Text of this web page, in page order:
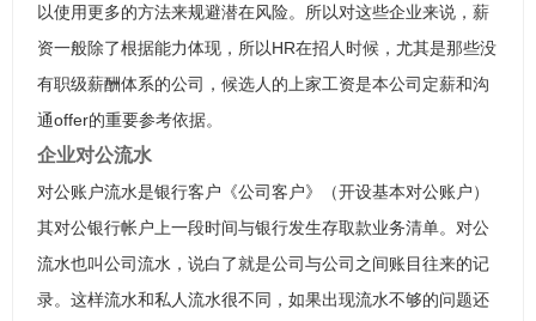
以使用更多的方法来规避潜在风险。所以对这些企业来说，薪
资一般除了根据能力体现，所以HR在招人时候，尤其是那些没
有职级薪酬体系的公司，候选人的上家工资是本公司定薪和沟
通offer的重要参考依据。
企业对公流水
对公账户流水是银行客户《公司客户》（开设基本对公账户）
其对公银行帐户上一段时间与银行发生存取款业务清单。对公
流水也叫公司流水，说白了就是公司与公司之间账目往来的记
录。这样流水和私人流水很不同，如果出现流水不够的问题还